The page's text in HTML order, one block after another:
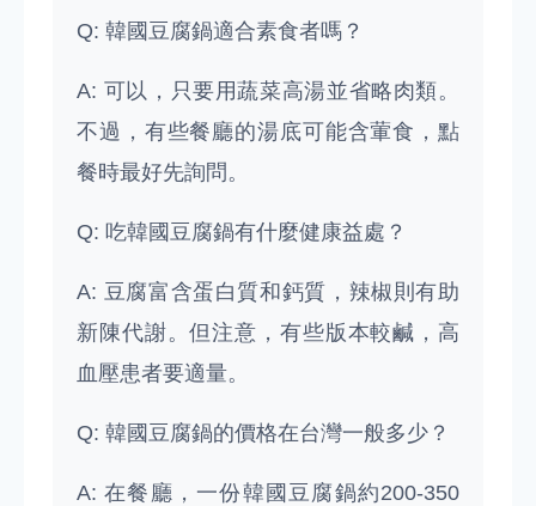
Q: 韓國豆腐鍋適合素食者嗎？
A: 可以，只要用蔬菜高湯並省略肉類。
不過，有些餐廳的湯底可能含葷食，點
餐時最好先詢問。
Q: 吃韓國豆腐鍋有什麼健康益處？
A: 豆腐富含蛋白質和鈣質，辣椒則有助
新陳代謝。但注意，有些版本較鹹，高
血壓患者要適量。
Q: 韓國豆腐鍋的價格在台灣一般多少？
A: 在餐廳，一份韓國豆腐鍋約200-350